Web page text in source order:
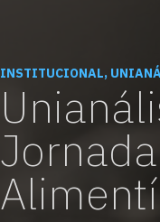
INSTITUCIONAL,